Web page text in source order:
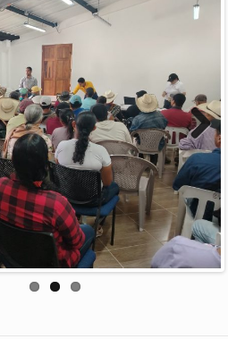
Next